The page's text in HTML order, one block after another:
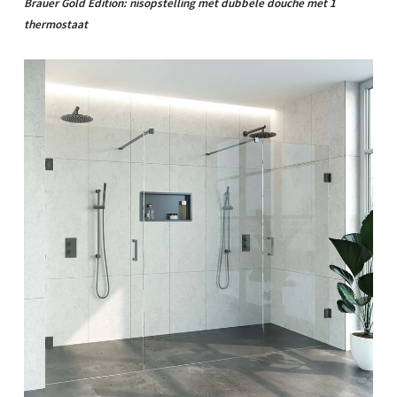
Brauer Gold Edition: nisopstelling met dubbele douche met 1
thermostaat